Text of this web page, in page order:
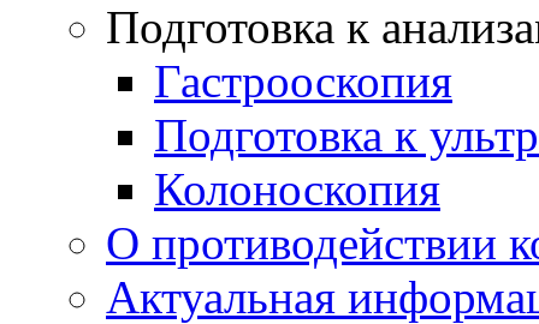
Подготовка к
Гастрооскопия
Подготовка к
Колоноскопия
О противодействии
Актуальная